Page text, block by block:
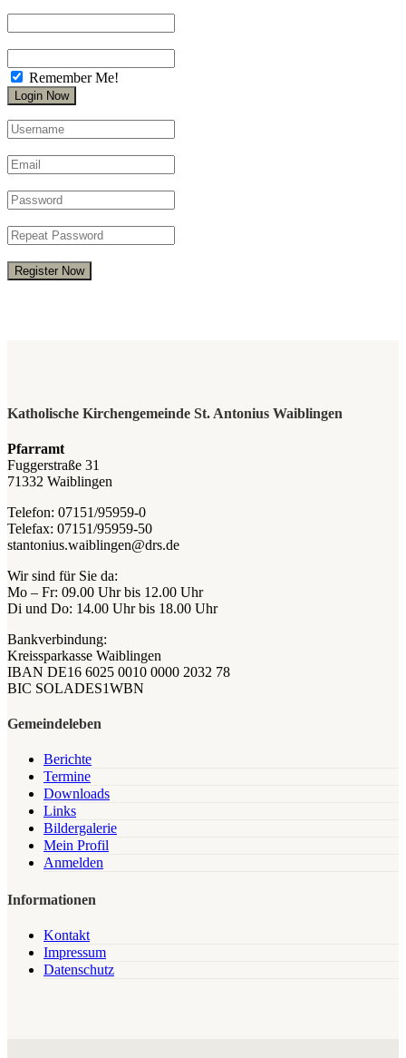
Remember Me!
Register Now
Katholische Kirchengemeinde St. Antonius Waiblingen
Pfarramt
Fuggerstraße 31
71332 Waiblingen
Telefon: 07151/95959-0
Telefax: 07151/95959-50
stantonius.waiblingen@drs.de
Wir sind für Sie da:
Mo – Fr: 09.00 Uhr bis 12.00 Uhr
Di und Do: 14.00 Uhr bis 18.00 Uhr
Bankverbindung:
Kreissparkasse Waiblingen
IBAN DE16 6025 0010 0000 2032 78
BIC SOLADES1WBN
Gemeindeleben
Berichte
Termine
Downloads
Links
Bildergalerie
Mein Profil
Anmelden
Informationen
Kontakt
Impressum
Datenschutz